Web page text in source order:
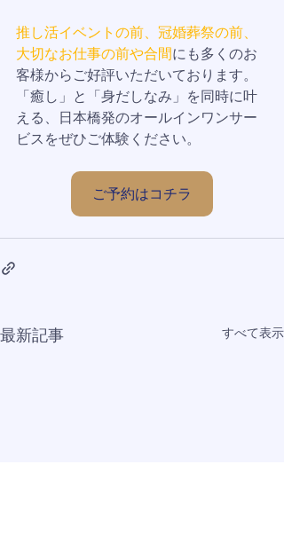
推し活イベントの前、冠婚葬祭の前、
大切なお仕事の前や合間にも多くのお
客様からご好評いただいております。
「癒し」と「身だしなみ」を同時に叶
える、日本橋発のオールインワンサー
ビスをぜひご体験ください。
ご予約はコチラ
最新記事 すべて表示